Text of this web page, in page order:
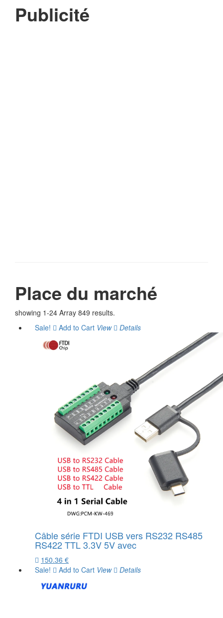
Publicité
Place du marché
showing 1-24 Array 849 results.
Sale!
Add to Cart View Details
Câble série FTDI USB vers RS232 RS485
RS422 TTL 3.3V 5V avec
150.36 €
Sale!
Add to Cart View Details